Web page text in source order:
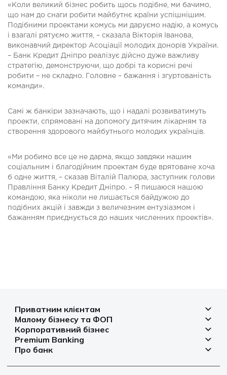
«Коли великий бізнес робить щось подібне, ми бачимо,
що нам до снаги робити майбутнє країни успішнішим.
Подібними проектами комусь ми даруємо надію, а комусь
і взагалі рятуємо життя, – сказала Вікторія Іванова,
виконавчий директор Асоціації молодих донорів України.
– Банк Кредит Дніпро реалізує дійсно дуже важливу
стратегію, демонструючи, що добрі та корисні речі
робити – не складно. Головне – бажання і згуртованість
команди».
Самі ж банкіри зазначають, що і надалі розвиватимуть
проекти, спрямовані на допомогу дитячим лікарням та
створення здорового майбутнього молодих українців.
«Ми робимо все це не дарма, якщо завдяки нашим
соціальним і благодійним проектам буде врятоване хоча
б одне життя, – сказав Віталій Палюра, заступник голови
Правління Банку Кредит Дніпро. – Я пишаюся нашою
командою, яка ніколи не лишається байдужою до
подібних акцій і завжди з величезним ентузіазмом і
бажанням приєднується до наших численних проектів».
Приватним клієнтам
Депозити
Кредити
Платіжні картки
Платежі
Малому бізнесу та ФОП
Рахунок для бізнесу
Фінансування
Корпоративний бізнес
Рахунки і платежі
Депозити
Premium Banking
Депозити
Платіжні картки
Про банк